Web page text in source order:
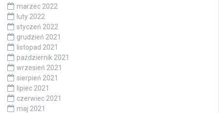
marzec 2022
luty 2022
styczeń 2022
grudzień 2021
listopad 2021
październik 2021
wrzesień 2021
sierpień 2021
lipiec 2021
czerwiec 2021
maj 2021